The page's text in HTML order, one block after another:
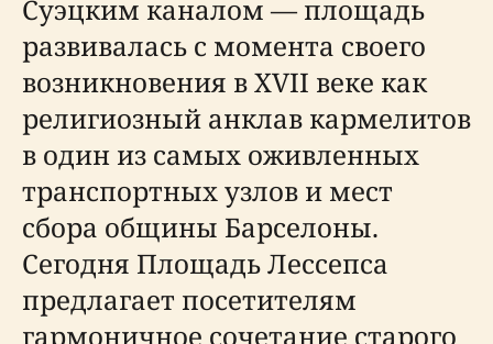
Суэцким каналом — площадь
развивалась с момента своего
возникновения в XVII веке как
религиозный анклав кармелитов
в один из самых оживленных
транспортных узлов и мест
сбора общины Барселоны.
Сегодня Площадь Лессепса
предлагает посетителям
гармоничное сочетание старого